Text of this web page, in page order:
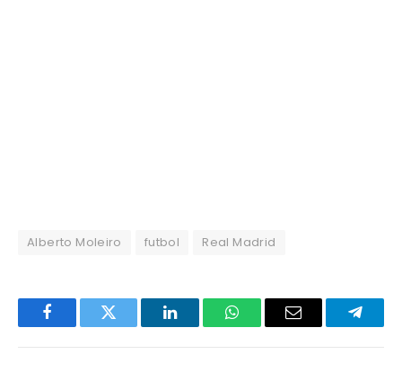
Alberto Moleiro futbol Real Madrid
FacebookTwitter LinkedInWhatsAppEmail